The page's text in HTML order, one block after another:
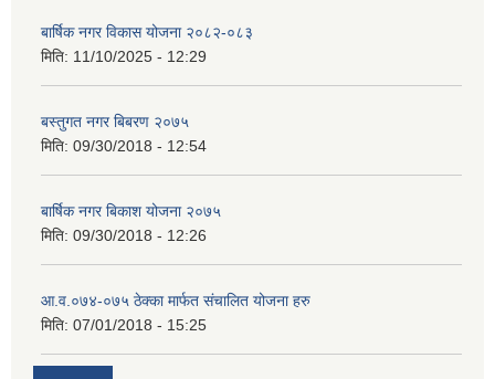
बार्षिक नगर विकास योजना २०८२-०८३
मिति: 11/10/2025 - 12:29
बस्तुगत नगर बिबरण २०७५
मिति: 09/30/2018 - 12:54
बार्षिक नगर बिकाश योजना २०७५
मिति: 09/30/2018 - 12:26
आ.व.०७४-०७५ ठेक्का मार्फत संचालित योजना हरु
मिति: 07/01/2018 - 15:25